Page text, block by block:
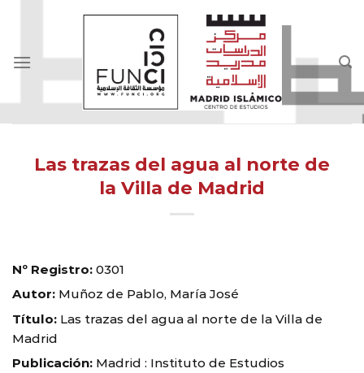
Las trazas del agua al norte de
la Villa de Madrid
Nº Registro: 0301
Autor: Muñoz de Pablo, María José
Título: Las trazas del agua al norte de la Villa de
Madrid
Publicación: Madrid : Instituto de Estudios